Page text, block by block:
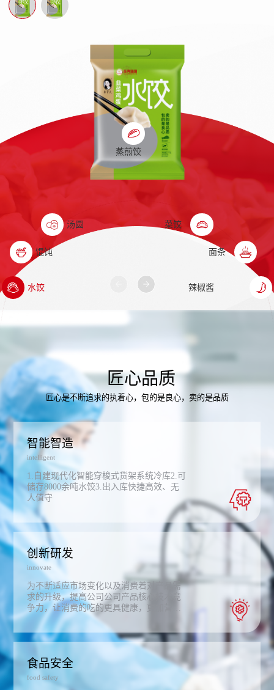
匠心品质
匠心是不断追求的执着心，包的是良心，卖的是品质
智能智造
intelligent
1.自建现代化智能穿梭式货架系统冷库2.可
储存8000余吨水饺3.出入库快捷高效、无
人值守
创新研发
innovate
为不断适应市场变化以及消费着对产品需
求的升级，提高公司公司产品核心技术竞
争力，让消费的吃的更具健康，更加营
养，公司成立研发中心；通过整合相关研
发资源和人才优势，实现信息、技术、人
才及产品提质升级的有效衔接。技术研发
中心以自主创新为本，以服务于公司的生
存、发展为主旨，求真务实，开拓创新，
持续提高公司的市场竞争力，同时公司以
现有的技术积累为基础，广泛开展技术合
食品安全
food safety